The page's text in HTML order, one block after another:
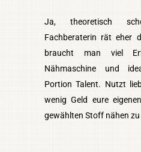
Ja, theoretisch
Fachberaterin rät eher
braucht man viel
Nähmaschine und
Portion Talent. Nutzt
wenig Geld eure
gewählten Stoff nähen zu